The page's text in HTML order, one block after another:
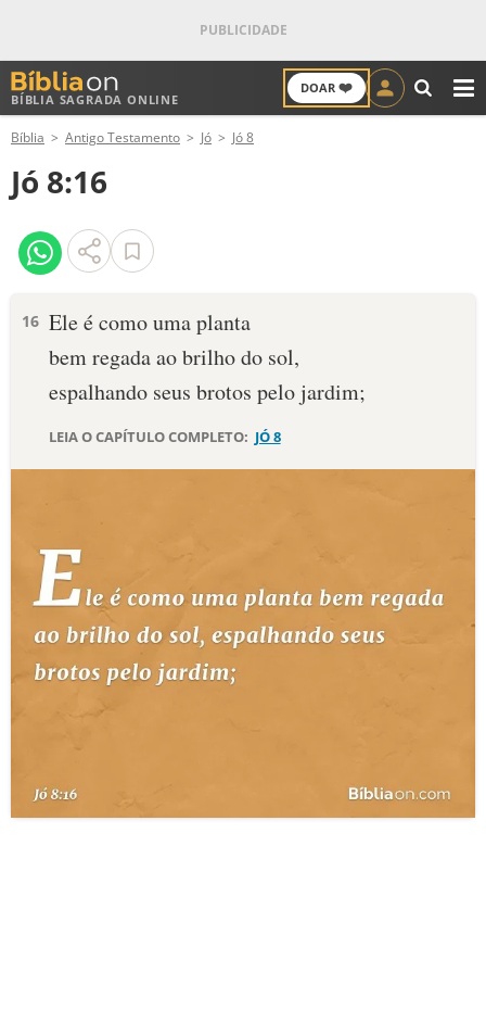
BÍBLIA SAGRADA ONLINE
DOAR ❤️
ANTIGO TESTAMENTO
NOVO TESTAMENTO
VERSÍCULOS
PALAVRA DO DIA
DEVOCIONAL DIÁRIO
ESTUDOS BÍBLICOS
ESBOÇOS DE PREGAÇÃO
TERMO BÍBLICO
Bíblia Antigo Testamento Jó Jó 8
Jó 8:16
16 Ele é como uma planta
bem regada ao brilho do sol,
espalhando seus brotos pelo jardim;
LEIA O CAPÍTULO COMPLETO: JÓ 8